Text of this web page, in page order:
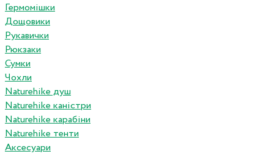
Гермомішки
Дощовики
Рукавички
Рюкзаки
Сумки
Чохли
Naturehike душ
Naturehike каністри
Naturehike карабіни
Naturehike тенти
Аксесуари